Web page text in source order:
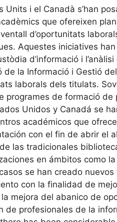
Units i el Canadà s’han
que ofereixen
ventall d’oportunitats
Aquestes iniciatives
d’informació i
de la Informació i Gestió
laborals dels titulats.
programes de formació de
Unidos y Canadá se
académicos que
con el fin de abrir el
las tradicionales
en ámbitos como
se han creado
con la finalidad de
mejora del abanico de
de profesionales de la